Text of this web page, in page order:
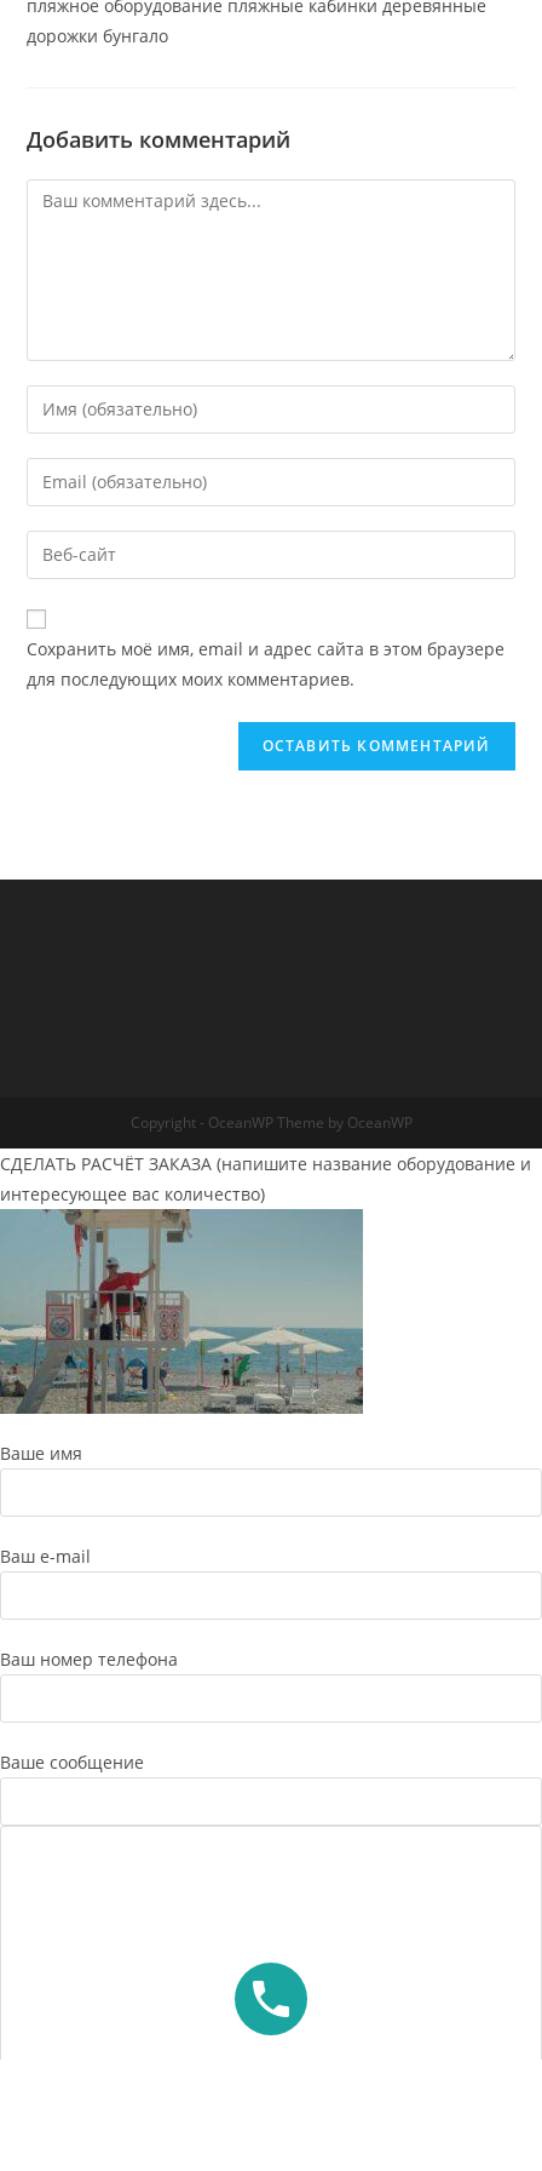
пляжное оборудование пляжные кабинки деревянные
дорожки бунгало
Добавить комментарий
Комментарий
Введите
свое
имя
или
пользователя,
чтобы
прокомментировать
Введите
свой
email-
адрес,
прокомментировать
Введите
URL
вашего
веб-
сайта
(необязательно)
Сохранить моё имя, email и адрес сайта в этом браузере
для последующих моих комментариев.
Copyright - OceanWP Theme by OceanWP
СДЕЛАТЬ РАСЧЁТ ЗАКАЗА (напишите название оборудование и
интересующее вас количество)
Ваше имя
Ваш e-mail
Ваш номер телефона
Ваше сообщение